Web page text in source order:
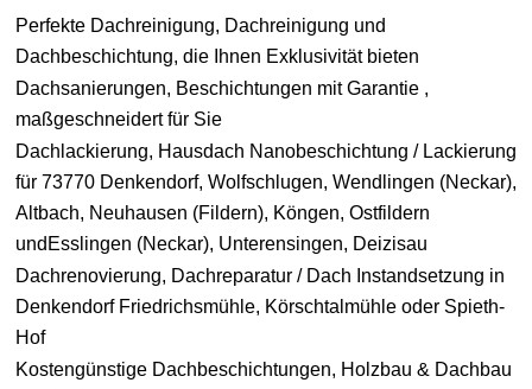
Perfekte Dachreinigung, Dachreinigung und
Dachbeschichtung, die Ihnen Exklusivität bieten
Dachsanierungen, Beschichtungen mit Garantie ,
maßgeschneidert für Sie
Dachlackierung, Hausdach Nanobeschichtung / Lackierung
für 73770 Denkendorf, Wolfschlugen, Wendlingen (Neckar),
Altbach, Neuhausen (Fildern), Köngen, Ostfildern
undEsslingen (Neckar), Unterensingen, Deizisau
Dachrenovierung, Dachreparatur / Dach Instandsetzung in
Denkendorf Friedrichsmühle, Körschtalmühle oder Spieth-
Hof
Kostengünstige Dachbeschichtungen, Holzbau & Dachbau